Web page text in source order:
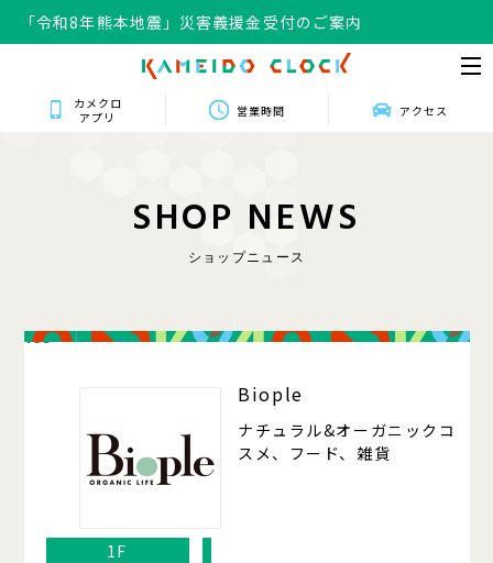
「令和8年熊本地震」災害義援金受付のご案内
カメクロ
アプリ
営業時間 アクセス
SHOP NEWS
ショップニュース
105
Biople
ナチュラル&オーガニックコ
スメ、フード、雑貨
1F